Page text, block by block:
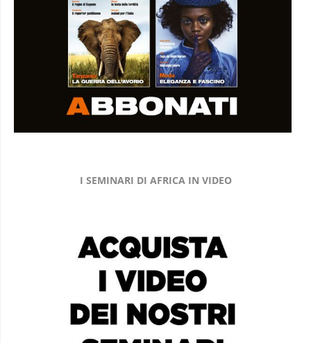
I SEMINARI DI AFRICA IN VIDEO